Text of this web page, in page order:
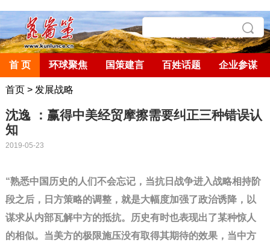
首 页 环球聚焦 国策建言 百姓话题 企业参谋
首页> 发展战略
沈逸 ：赢得中美经贸摩擦需要纠正三种错误认
知
2019-05-23
“熟悉中国历史的人们不会忘记，当抗日战争进入战略相持阶
段之后，日方策略的调整，就是大幅度加强了政治诱降，以
谋求从内部瓦解中方的抵抗。历史有时也表现出了某种惊人
的相似。当美方的极限施压没有取得其期待的效果，当中方